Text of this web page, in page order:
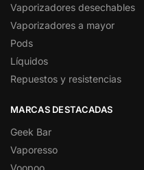
Vaporizadores desechables
Vaporizadores a mayor
Pods
Líquidos
Repuestos y resistencias
MARCAS DESTACADAS
Geek Bar
Vaporesso